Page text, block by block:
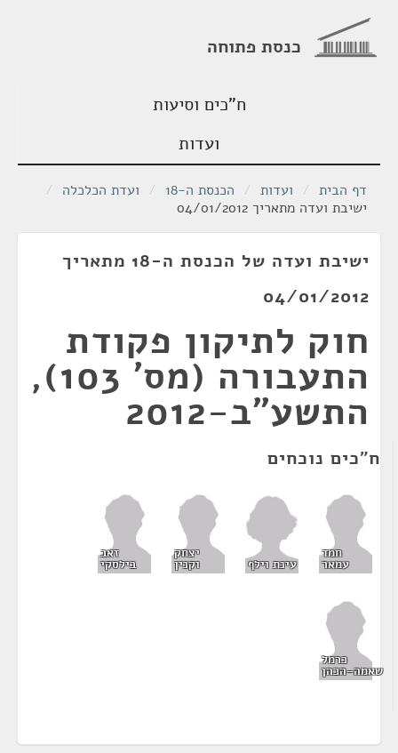
כנסת פתוחה
ח"כים וסיעות
ועדות
דף הבית / ועדות / הכנסת ה-18 / ועדת הכלכלה /
ישיבת ועדה מתאריך 04/01/2012
ישיבת ועדה של הכנסת ה-18 מתאריך
04/01/2012
חוק לתיקון פקודת
התעבורה (מס' 103),
התשע"ב-2012
ח"כים נוכחים
חמד
עמאר עינת וילף
יצחק
וקנין
זאב
בילסקי
כרמל
שאמה-הכהן